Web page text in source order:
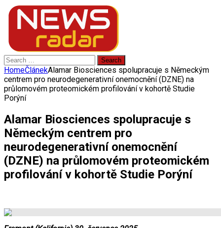
Search
for:
HomeČlánekAlamar Biosciences spolupracuje s Německým
centrem pro neurodegenerativní onemocnění (DZNE) na
průlomovém proteomickém profilování v kohortě Studie
Porýní
Alamar Biosciences spolupracuje s
Německým centrem pro
neurodegenerativní onemocnění
(DZNE) na průlomovém proteomickém
profilování v kohortě Studie Porýní